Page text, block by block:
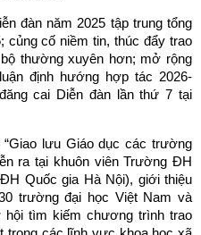
đàn năm 2025 tập trung tổng
củng cố niềm tin, thúc đẩy trao
thường xuyên hơn; mở rộng
định hướng hợp tác 2026-
cai Diễn đàn lần thứ 7 tại
lưu Giáo dục các trường
ra tại khuôn viên Trường ĐH
Quốc gia Hà Nội), giới thiệu
trường đại học Việt Nam và
tìm kiếm chương trình trao